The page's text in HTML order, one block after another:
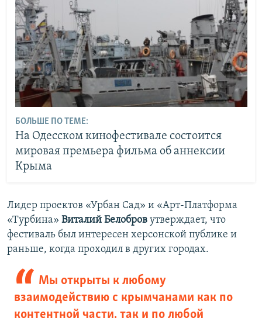
БОЛЬШЕ ПО ТЕМЕ:
На Одесском кинофестивале состоится
мировая премьера фильма об аннексии
Крыма
Лидер проектов «Урбан Сад» и «Арт-Платформа
«Турбина» Виталий Белобров утверждает, что
фестиваль был интересен херсонской публике и
раньше, когда проходил в других городах.
Мы открыты к любому
взаимодействию с крымчанами как по
контентной части, так и по любой